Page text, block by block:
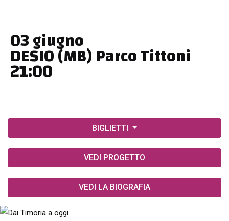
03 giugno
DESIO (MB) Parco Tittoni
21:00
BIGLIETTI
VEDI PROGETTO
VEDI LA BIOGRAFIA